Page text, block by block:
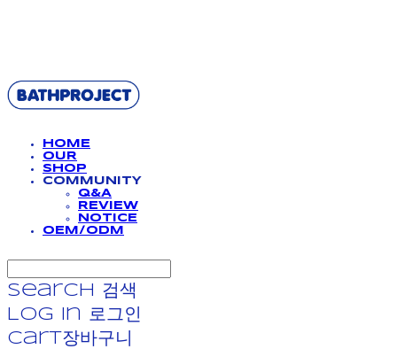
HOME
OUR
SHOP
COMMUNITY
Q&A
REVIEW
NOTICE
OEM/ODM
Search
검색
Log In
로그인
Cart장바구니